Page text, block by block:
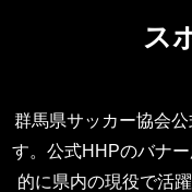
ス
群馬県サッカー協会
す。公式HHPのバナ
的に県内の現役で活